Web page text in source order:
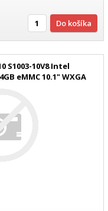
Do košíka
S1003-10V8 Intel
eMMC 10.1" WXGA